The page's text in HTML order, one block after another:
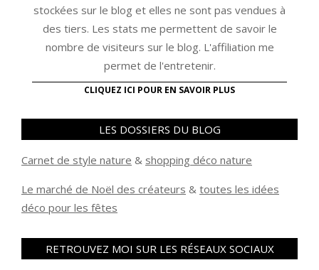
stockées sur le blog et elles ne sont pas vendues à
des tiers. Les stats me permettent de savoir le
nombre de visiteurs sur le blog. L'affiliation me
permet de l'entretenir.
CLIQUEZ ICI POUR EN SAVOIR PLUS
LES DOSSIERS DU BLOG
Carnet de style nature & shopping déco nature
Le marché de Noël des créateurs & toutes les idées
déco pour les fêtes
RETROUVEZ MOI SUR LES RÉSEAUX SOCIAUX